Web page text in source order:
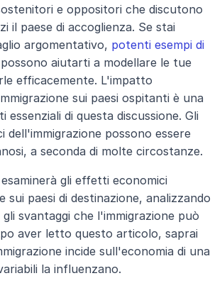
e oppositori che discutono
il paese di accoglienza. Se stai
argomentativo, potenti esempi di
possono aiutarti a modellare le tue
efficacemente. L'impatto
sui paesi ospitanti è una
essenziali di questa discussione. Gli
dell'immigrazione possono essere
a seconda di molte circostanze.
gli effetti economici
sui paesi di destinazione, analizzando
gli svantaggi che l'immigrazione può
aver letto questo articolo, saprai
incide sull'economia di una
la influenzano.